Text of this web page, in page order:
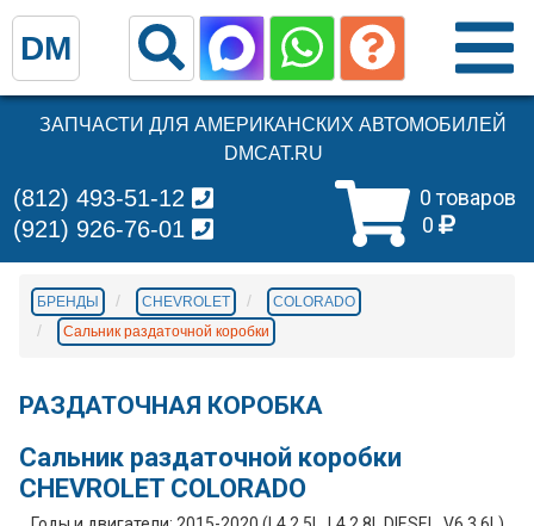
ЗАПЧАСТИ ДЛЯ АМЕРИКАНСКИХ АВТОМОБИЛЕЙ
DMCAT.RU
0 товаров
0
(812) 493-51-12
(921) 926-76-01
БРЕНДЫ CHEVROLET
COLORADO
Сальник раздаточной коробки
РАЗДАТОЧНАЯ КОРОБКА
Сальник раздаточной коробки
CHEVROLET COLORADO
DM